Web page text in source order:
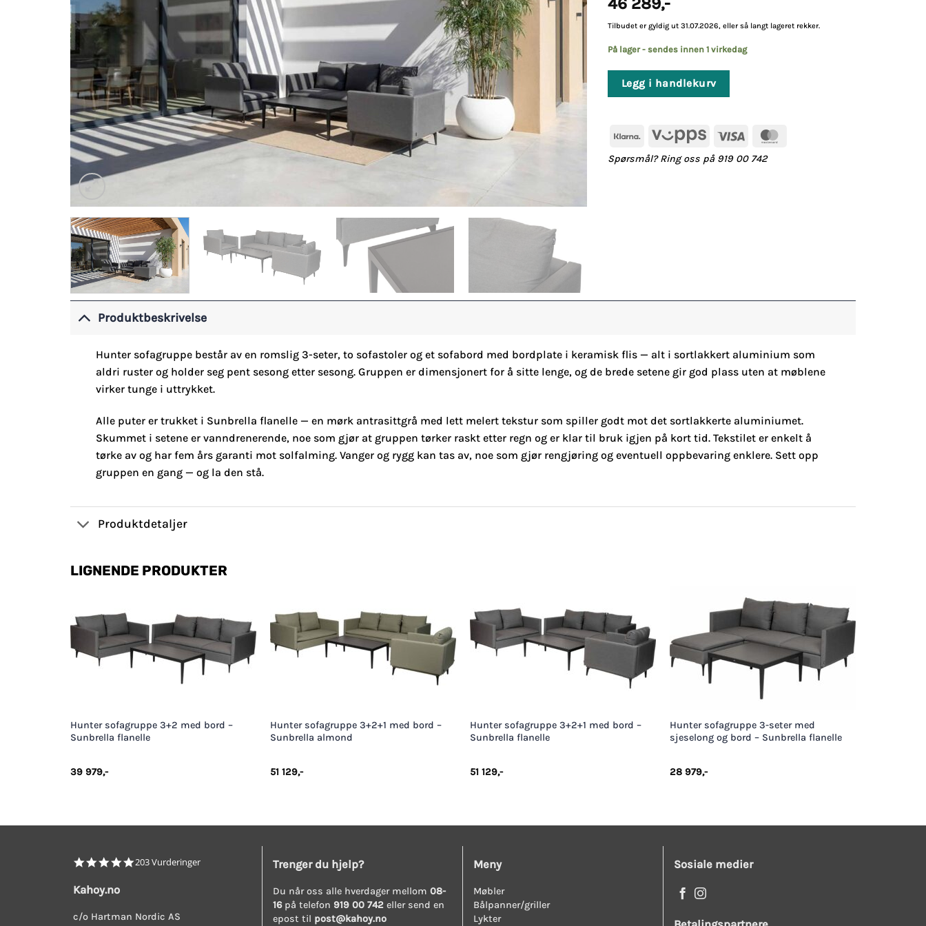
Tilbudet er gyldig ut 31.07.2026, eller så langt lageret rekker.
På lager - sendes innen 1 virkedag
Legg i handlekurv
Klarna Vipps Visa
Spørsmål? Ring oss på 919 00 742
Produktbeskrivelse
Hunter sofagruppe består av en romslig 3-seter, to sofastoler og et sofabord med bordplate i keramisk flis — alt i sortlakkert aluminium som
aldri ruster og holder seg pent sesong etter sesong. Gruppen er dimensjonert for å sitte lenge, og de brede setene gir god plass uten at møblene
virker tunge i uttrykket.
Alle puter er trukket i Sunbrella flanelle — en mørk antrasittgrå med lett melert tekstur som spiller godt mot det sortlakkerte aluminiumet.
Skummet i setene er vanndrenerende, noe som gjør at gruppen tørker raskt etter regn og er klar til bruk igjen på kort tid. Tekstilet er enkelt å
tørke av og har fem års garanti mot solfalming. Vanger og rygg kan tas av, noe som gjør rengjøring og eventuell oppbevaring enklere. Sett opp
gruppen en gang — og la den stå.
Produktdetaljer
LIGNENDE PRODUKTER
Hunter sofagruppe 3+2 med bord –
Sunbrella flanelle
39 979,-
Hunter sofagruppe 3+2+1 med bord –
Sunbrella almond
51 129,-
Hunter sofagruppe 3+2+1 med bord –
Sunbrella flanelle
51 129,-
Hunter sofagruppe 3-seter med
sjeselong og bord – Sunbrella flanelle
28 979,-
4.8
203 Vurderinger
Kahoy.no
c/o Hartman Nordic AS
Trenger du hjelp?
Du når oss alle hverdager mellom08-
16på telefon 919 00 742 eller send en
epost til post@kahoy.no
Meny
Møbler
Bålpanner/griller
Lykter
Sosiale medier